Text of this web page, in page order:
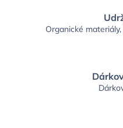
Organické